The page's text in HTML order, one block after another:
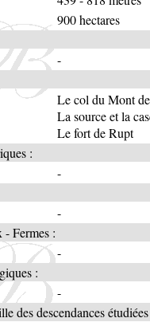
900 hectares
-
Le col du Mont
La source et la
Le fort de Rupt
:
-
-
- Fermes :
-
:
-
des descendances